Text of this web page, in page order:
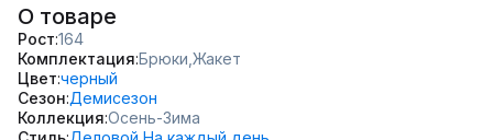
О товаре
Рост 164
Комплектация Брюки, Жакет
Цвет черный
Сезон Демисезон
Коллекция Осень-Зима